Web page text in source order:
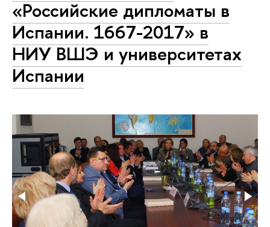
«Российские дипломаты в
Испании. 1667-2017» в
НИУ ВШЭ и университетах
Испании